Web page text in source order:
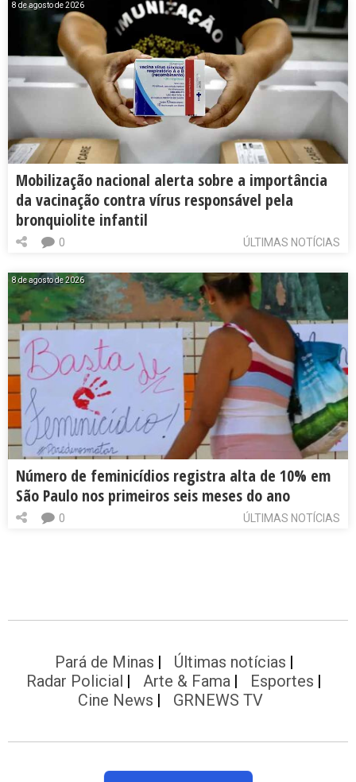
8 de agosto de 2026
Mobilização nacional alerta sobre a importância
da vacinação contra vírus responsável pela
bronquiolite infantil
ÚLTIMAS NOTÍCIAS
0
8 de agosto de 2026
Número de feminicídios registra alta de 10% em
São Paulo nos primeiros seis meses do ano
ÚLTIMAS NOTÍCIAS
0
Pará de Minas
Últimas notícias
Radar Policial
Arte & Fama
Esportes
Cine News
GRNEWS TV